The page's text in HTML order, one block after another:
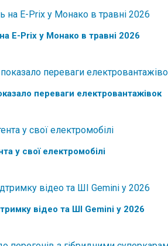
E-Prix у Монако в травні 2026
переваги електровантажівок
у свої електромобілі
відео та ШІ Gemini у 2026